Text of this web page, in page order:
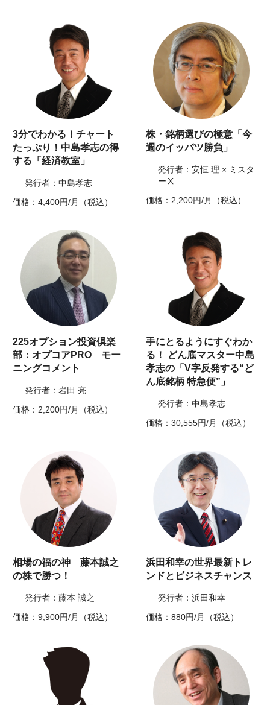
3分でわかる！チャート
たっぷり！中島孝志の得
する「経済教室」
発行者：中島孝志
価格：4,400円/月（税込）
株・銘柄選びの極意「今
週のイッパツ勝負」
発行者：安恒 理 × ミスタ
ーⅩ
価格：2,200円/月（税込）
225オプション投資倶楽
部：オプコアPRO モー
ニングコメント
発行者：岩田 亮
価格：2,200円/月（税込）
手にとるようにすぐわか
る！ どん底マスター中島
孝志の「V字反発する“ど
ん底銘柄 特急便”」
発行者：中島孝志
価格：30,555円/月（税込）
相場の福の神 藤本誠之
の株で勝つ！
発行者：藤本 誠之
価格：9,900円/月（税込）
浜田和幸の世界最新トレ
ンドとビジネスチャンス
発行者：浜田和幸
価格：880円/月（税込）